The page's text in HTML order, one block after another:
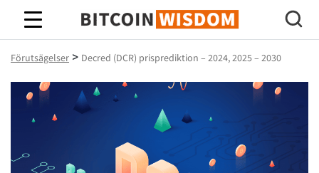
Bitcoin Wisdom
Förutsägelser > Decred (DCR) prisprediktion – 2024, 2025 – 2030